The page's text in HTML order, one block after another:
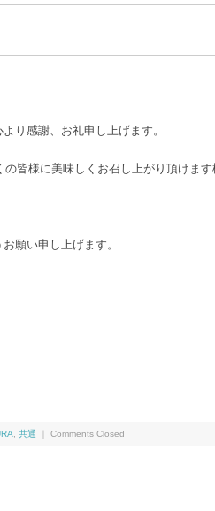
り感謝、お礼申し上げます。
皆様に美味しくお召し上がり頂けます
願い申し上げます。
共通 Comments Closed